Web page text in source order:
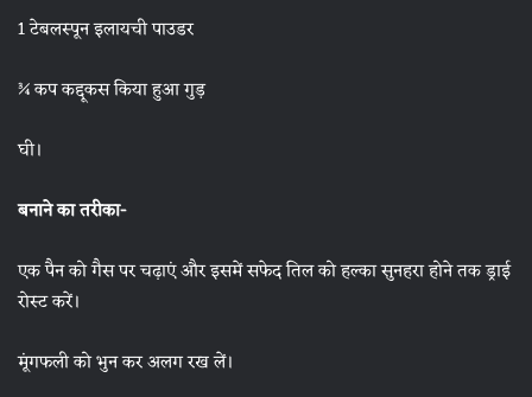
1 टेबलस्पून इलायची पाउडर
¾ कप कद्दूकस किया हुआ गुड़
घी।
बनाने का तरीका-
एक पैन को गैस पर चढ़ाएं और इसमें सफेद तिल को हल्का सुनहरा होने तक ड्राई
रोस्ट करें।
मूंगफली को भुन कर अलग रख लें।